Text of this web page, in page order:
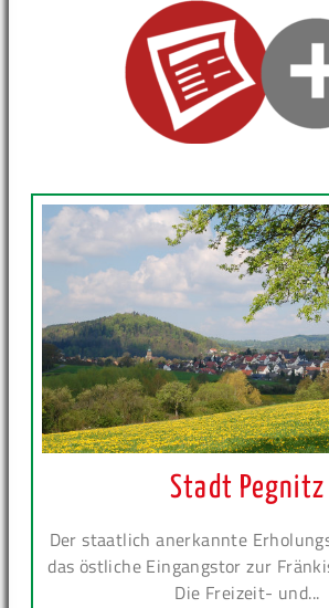
Stadt Pegnitz
Der staatlich anerkannte
das östliche Eingangstor zur
Die Freizeit- und...